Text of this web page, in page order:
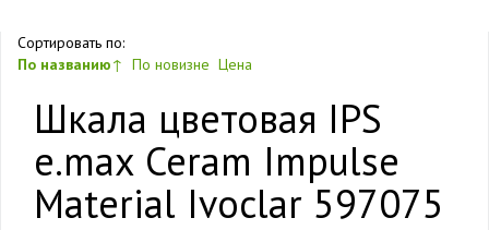
Сортировать по:
По названию↑ По новизне Цена
Шкала цветовая IPS
e.max Ceram Impulse
Material Ivoclar 597075